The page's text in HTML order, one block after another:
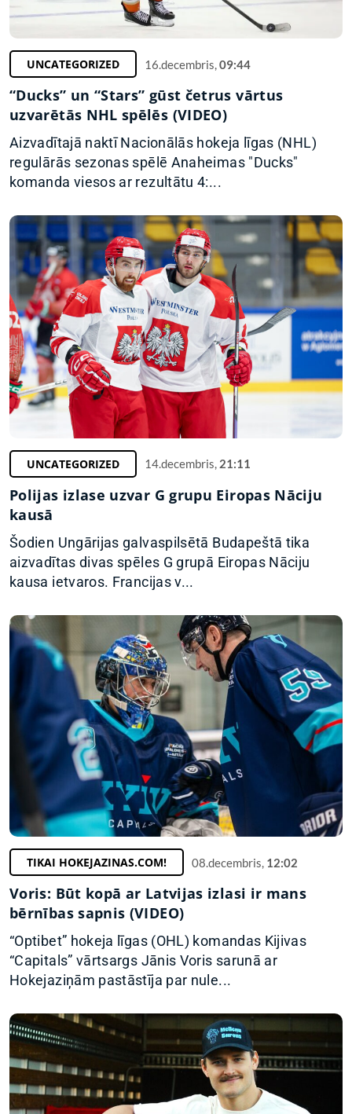
UNCATEGORIZED 16.decembris,09:44
“Ducks” un “Stars” gūst četrus vārtus
uzvarētās NHL spēlēs (VIDEO)
Aizvadītajā naktī Nacionālās hokeja līgas (NHL)
regulārās sezonas spēlē Anaheimas "Ducks"
komanda viesos ar rezultātu 4:...
UNCATEGORIZED 14.decembris, 21:11
Polijas izlase uzvar G grupu Eiropas Nāciju
kausā
Šodien Ungārijas galvaspilsētā Budapeštā tika
aizvadītas divas spēles G grupā Eiropas Nāciju
kausa ietvaros. Francijas v...
TIKAI HOKEJAZINAS.COM! 08.decembris, 12:02
Voris: Būt kopā ar Latvijas izlasi ir mans
bērnības sapnis (VIDEO)
“Optibet” hokeja līgas (OHL) komandas Kijivas
“Capitals” vārtsargs Jānis Voris sarunā ar
Hokejaziņām pastāstīja par nule...